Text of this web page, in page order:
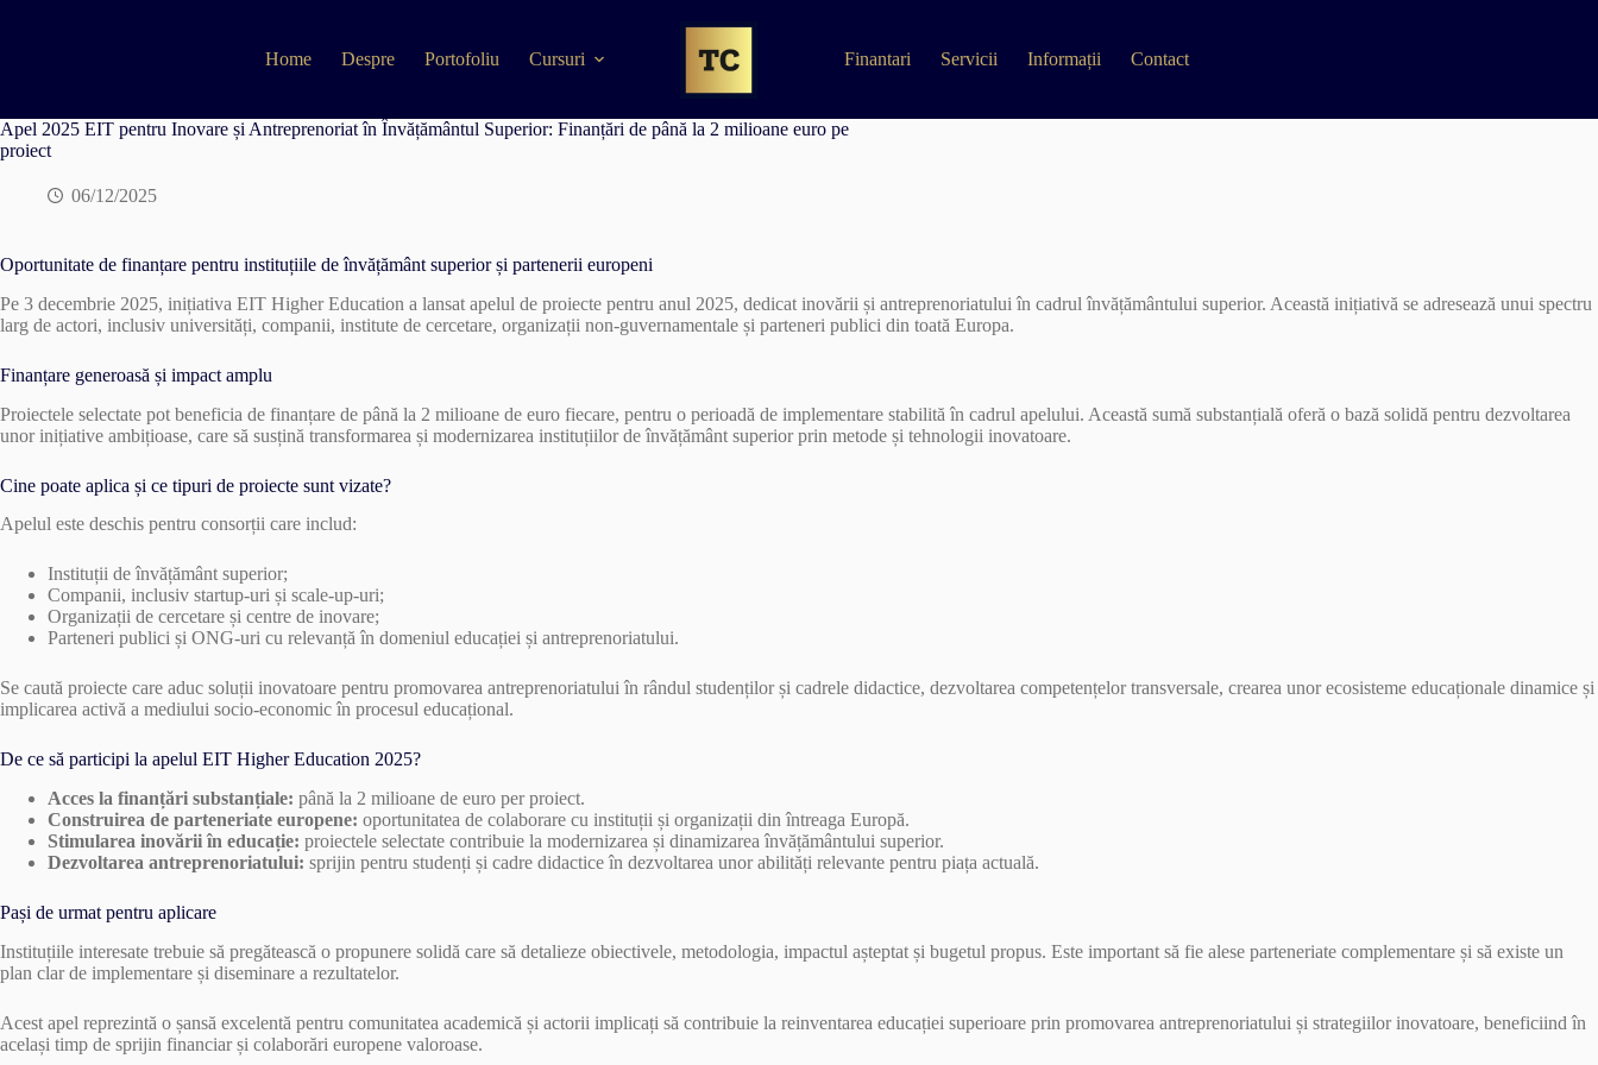
Home Despre Portofoliu Cursuri Finantari Servicii Informații Contact
Apel 2025 EIT pentru Inovare și Antreprenoriat în Învățământul Superior: Finanțări de până la 2 milioane euro pe
proiect
06/12/2025
Oportunitate de finanțare pentru instituțiile de învățământ superior și partenerii europeni
Pe 3 decembrie 2025, inițiativa EIT Higher Education a lansat apelul de proiecte pentru anul 2025, dedicat inovării și antreprenoriatului în cadrul învățământului superior. Această inițiativă se adresează unui spectru
larg de actori, inclusiv universități, companii, institute de cercetare, organizații non-guvernamentale și parteneri publici din toată Europa.
Finanțare generoasă și impact amplu
Proiectele selectate pot beneficia de finanțare de până la 2 milioane de euro fiecare, pentru o perioadă de implementare stabilită în cadrul apelului. Această sumă substanțială oferă o bază solidă pentru dezvoltarea
unor inițiative ambițioase, care să susțină transformarea și modernizarea instituțiilor de învățământ superior prin metode și tehnologii inovatoare.
Cine poate aplica și ce tipuri de proiecte sunt vizate?
Apelul este deschis pentru consorții care includ:
Instituții de învățământ superior;
Companii, inclusiv startup-uri și scale-up-uri;
Organizații de cercetare și centre de inovare;
Parteneri publici și ONG-uri cu relevanță în domeniul educației și antreprenoriatului.
Se caută proiecte care aduc soluții inovatoare pentru promovarea antreprenoriatului în rândul studenților și cadrele didactice, dezvoltarea competențelor transversale, crearea unor ecosisteme educaționale dinamice și
implicarea activă a mediului socio-economic în procesul educațional.
De ce să participi la apelul EIT Higher Education 2025?
Acces la finanțări substanțiale: până la 2 milioane de euro per proiect.
Construirea de parteneriate europene: oportunitatea de colaborare cu instituții și organizații din întreaga Europă.
Stimularea inovării în educație: proiectele selectate contribuie la modernizarea și dinamizarea învățământului superior.
Dezvoltarea antreprenoriatului: sprijin pentru studenți și cadre didactice în dezvoltarea unor abilități relevante pentru piața actuală.
Pași de urmat pentru aplicare
Instituțiile interesate trebuie să pregătească o propunere solidă care să detalieze obiectivele, metodologia, impactul așteptat și bugetul propus. Este important să fie alese parteneriate complementare și să existe un
plan clar de implementare și diseminare a rezultatelor.
Acest apel reprezintă o șansă excelentă pentru comunitatea academică și actorii implicați să contribuie la reinventarea educației superioare prin promovarea antreprenoriatului și strategiilor inovatoare, beneficiind în
același timp de sprijin financiar și colaborări europene valoroase.